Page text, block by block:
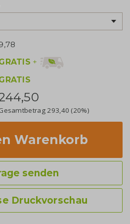
+
293,40 (20%)
Warenkorb
senden
Druckvorschau